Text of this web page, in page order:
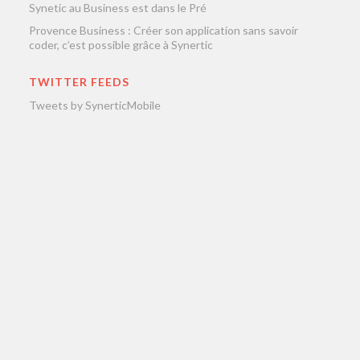
Synetic au Business est dans le Pré
Provence Business : Créer son application sans savoir
coder, c’est possible grâce à Synertic
TWITTER FEEDS
Tweets by SynerticMobile